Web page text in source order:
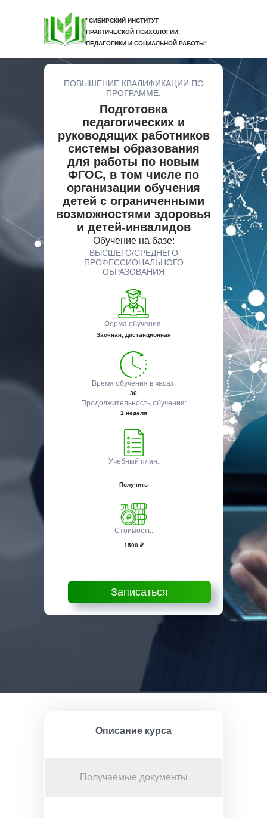
"СИБИРСКИЙ ИНСТИТУТ
ПРАКТИЧЕСКОЙ ПСИХОЛОГИИ,
ПЕДАГОГИКИ И СОЦИАЛЬНОЙ РАБОТЫ"
ПОВЫШЕНИЕ КВАЛИФИКАЦИИ ПО
ПРОГРАММЕ:
Подготовка
педагогических и
руководящих работников
системы образования
для работы по новым
ФГОС, в том числе по
организации обучения
детей с ограниченными
возможностями здоровья
и детей-инвалидов
Обучение на базе:
ВЫСШЕГО/СРЕДНЕГО
ПРОФЕССИОНАЛЬНОГО
ОБРАЗОВАНИЯ
Форма обучения:
Заочная, дистанционная
Время обучения в часах:
36
Продолжительность обучения:
1 неделя
Учебный план:
Получить
Стоимость:
1500 ₽
Записаться
Описание курса
Получаемые документы